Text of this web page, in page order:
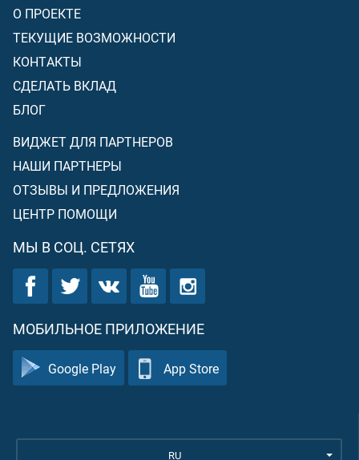
О ПРОЕКТЕ
ТЕКУЩИЕ ВОЗМОЖНОСТИ
КОНТАКТЫ
СДЕЛАТЬ ВКЛАД
БЛОГ
ВИДЖЕТ ДЛЯ ПАРТНЕРОВ
НАШИ ПАРТНЕРЫ
ОТЗЫВЫ И ПРЕДЛОЖЕНИЯ
ЦЕНТР ПОМОЩИ
МЫ В СОЦ. СЕТЯХ
МОБИЛЬНОЕ ПРИЛОЖЕНИЕ
Google Play App Store
RU